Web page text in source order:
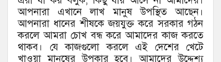
আপনারা এখানে লাখ মানুষ উপস্থিত আছেন।
আপনারা ধানের শীষকে জয়যুক্ত করে সরকার গঠন
করলে আমরা চোখ বন্ধ করে আমাদের কাজ করতে
থাকব। যে কাজগুলো করলে এই দেশের খেটে
খাওয়া মানুষের উপকার হবে। আমাদের উদ্দেশ্য